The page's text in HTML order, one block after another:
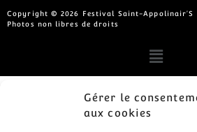
Gérer le
aux cookies
Copyright © 2026 Festival Saint-Appolinair'S
Photos non libres de droits